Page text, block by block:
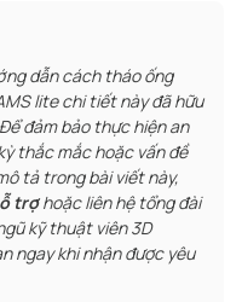
dẫn cách tháo ống
lite chi tiết này đã hữu
đảm bảo thực hiện an
thắc mắc hoặc vấn đề
tả trong bài viết này,
trợhoặc liên hệ tổng đài
kỹ thuật viên 3D
ngay khi nhận được yêu